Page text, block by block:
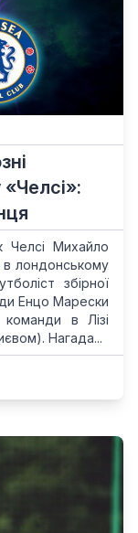
Челсі Михайло
лондонському
збірної
Енцо Марески
в Лізі
Нагада...